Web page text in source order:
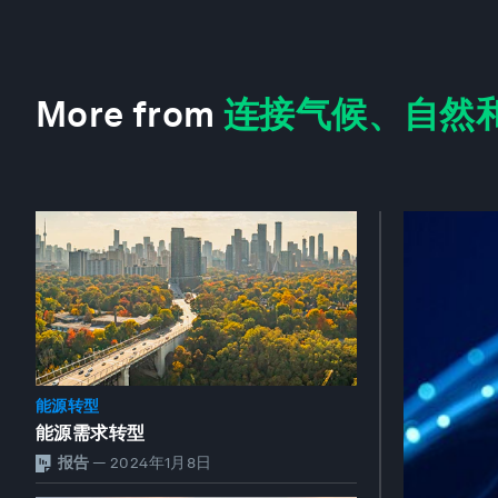
More from 连接气候、自然
能源转型
能源需求转型
报告 — 2024年1月8日